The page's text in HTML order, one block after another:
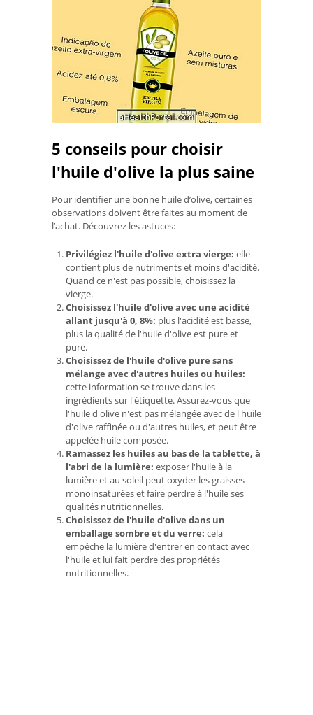
5 conseils pour choisir
l'huile d'olive la plus saine
Pour identifier une bonne huile d’olive, certaines
observations doivent être faites au moment de
l’achat. Découvrez les astuces:
Privilégiez l'huile d'olive extra vierge: elle
contient plus de nutriments et moins d'acidité.
Quand ce n'est pas possible, choisissez la
vierge.
Choisissez l'huile d'olive avec une acidité
allant jusqu'à 0, 8%: plus l'acidité est basse,
plus la qualité de l'huile d'olive est pure et
pure.
Choisissez de l'huile d'olive pure sans
mélange avec d'autres huiles ou huiles:
cette information se trouve dans les
ingrédients sur l'étiquette. Assurez-vous que
l'huile d'olive n'est pas mélangée avec de l'huile
d'olive raffinée ou d'autres huiles, et peut être
appelée huile composée.
Ramassez les huiles au bas de la tablette, à
l'abri de la lumière: exposer l'huile à la
lumière et au soleil peut oxyder les graisses
monoinsaturées et faire perdre à l'huile ses
qualités nutritionnelles.
Choisissez de l'huile d'olive dans un
emballage sombre et du verre: cela
empêche la lumière d'entrer en contact avec
l'huile et lui fait perdre des propriétés
nutritionnelles.